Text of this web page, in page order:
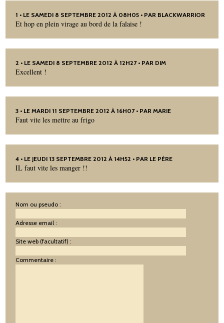
1 • LE SAMEDI 8 SEPTEMBRE 2012 À 08H05 • PAR BLACKWARRIOR
Et hop en plein virage au bord de la falaise !
2 • LE SAMEDI 8 SEPTEMBRE 2012 À 12H27 • PAR DIM
Excellent !
3 • LE MARDI 11 SEPTEMBRE 2012 À 16H07 • PAR MARIE
Faut vite les mettre au frigo
4 • LE JEUDI 13 SEPTEMBRE 2012 À 14H52 • PAR LE PÈRE
IL faut vite les manger !!
Nom ou pseudo :
Adresse email :
Site web (facultatif) :
Commentaire :